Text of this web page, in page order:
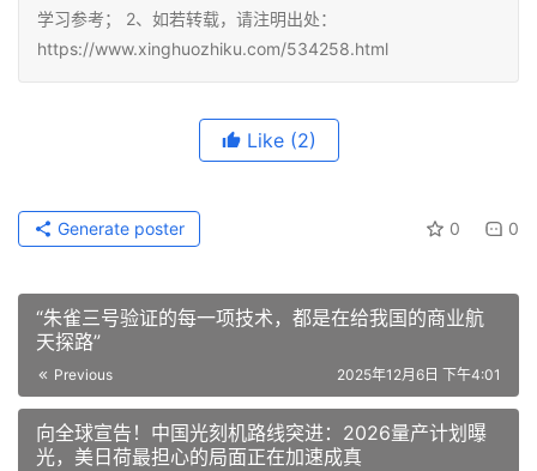
学习参考； 2、如若转载，请注明出处：
https://www.xinghuozhiku.com/534258.html
Like (2)
0 0
Generate poster
“朱雀三号验证的每一项技术，都是在给我国的商业航
天探路”
Previous 2025年12月6日 下午4:01
向全球宣告！中国光刻机路线突进：2026量产计划曝
光，美日荷最担心的局面正在加速成真